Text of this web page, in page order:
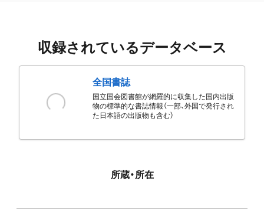
収録されているデータベース
全国書誌
国立国会図書館が網羅的に収集した国内出版
物の標準的な書誌情報（一部、外国で発行され
た日本語の出版物も含む）
所蔵・所在